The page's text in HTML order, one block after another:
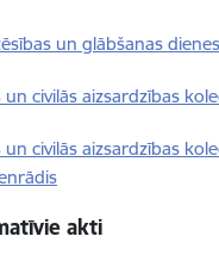
un glābšanas
civilās aizsardzības
civilās aizsardzības
akti